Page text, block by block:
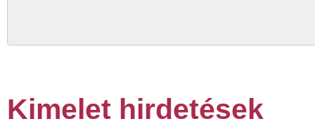
Kimelet hirdetések